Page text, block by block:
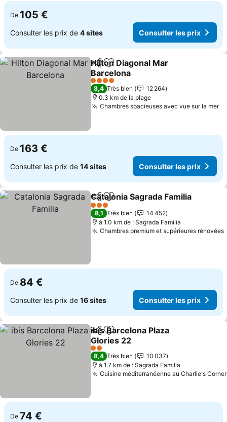
De 105 €
Consulter les prix de 4 sites Consulter les prix
PartagerAjouter à mes favoris
Hilton Diagonal Mar
Barcelona
4 Étoiles
8,4 Très bien
12 264
0.3 km de la plage
Chambres spacieuses avec vue sur la mer
De 163 €
Consulter les prix de 14 sites Consulter les prix
PartagerAjouter à mes favoris
Catalonia Sagrada Familia
3 Étoiles
8,1 Très bien
14 452
à 1.0 km de : Sagrada Familia
Chambres premium et supérieures rénovées
De 84 €
Consulter les prix de 16 sites Consulter les prix
PartagerAjouter à mes favoris
ibis Barcelona Plaza
Glories 22
2 Étoiles
8,4 Très bien
10 037
à 1.7 km de : Sagrada Familia
Cuisine méditerranéenne au Charlie's Corner
De 74 €